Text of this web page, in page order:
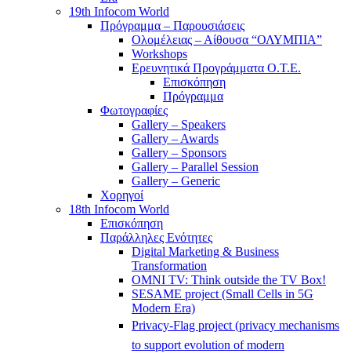
19th Infocom World
Πρόγραμμα – Παρουσιάσεις
Ολομέλειας – Αίθουσα “ΟΛΥΜΠΙΑ”
Workshops
Ερευνητικά Προγράμματα Ο.Τ.Ε.
Επισκόπηση
Πρόγραμμα
Φωτογραφίες
Gallery – Speakers
Gallery – Awards
Gallery – Sponsors
Gallery – Parallel Session
Gallery – Generic
Χορηγοί
18th Infocom World
Επισκόπηση
Παράλληλες Ενότητες
Digital Marketing & Business
Transformation
OMNI TV: Think outside the TV Box!
SESAME project (Small Cells in 5G
Modern Era)
Privacy-Flag project (privacy mechanisms
to support evolution of modern